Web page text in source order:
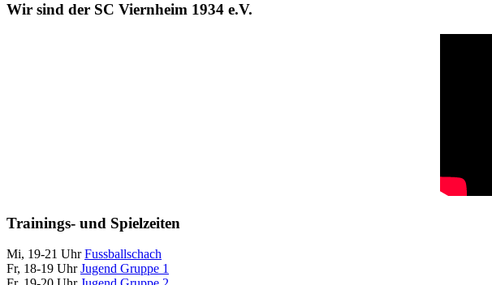
Wir sind der SC Viernheim 1934 e.V.
Trainings- und Spielzeiten
Mi, 19-21 UhrFussballschach
Fr, 18-19 UhrJugend Gruppe 1